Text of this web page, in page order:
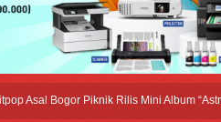
Bogor Piknik Rilis Mini Album “Astrometri”